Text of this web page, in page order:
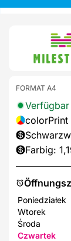
Poniedziałek
Wtorek
Środa
Czwartek
FORMAT A4
Verfügbar
colorPrint
Farbig: